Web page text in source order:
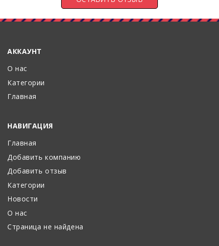
АККАУНТ
О нас
Категории
Главная
НАВИГАЦИЯ
Главная
Добавить компанию
Добавить отзыв
Категории
Новости
О нас
Страница не найдена